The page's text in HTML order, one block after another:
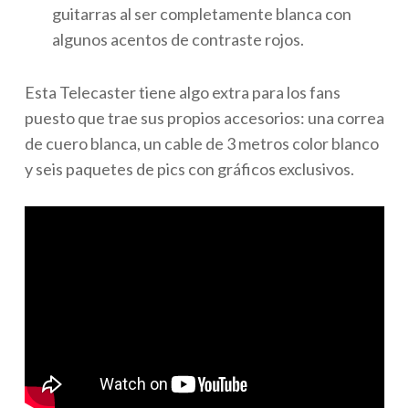
guitarras al ser completamente blanca con
algunos acentos de contraste rojos.
Esta Telecaster tiene algo extra para los fans
puesto que trae sus propios accesorios: una correa
de cuero blanca, un cable de 3 metros color blanco
y seis paquetes de pics con gráficos exclusivos.